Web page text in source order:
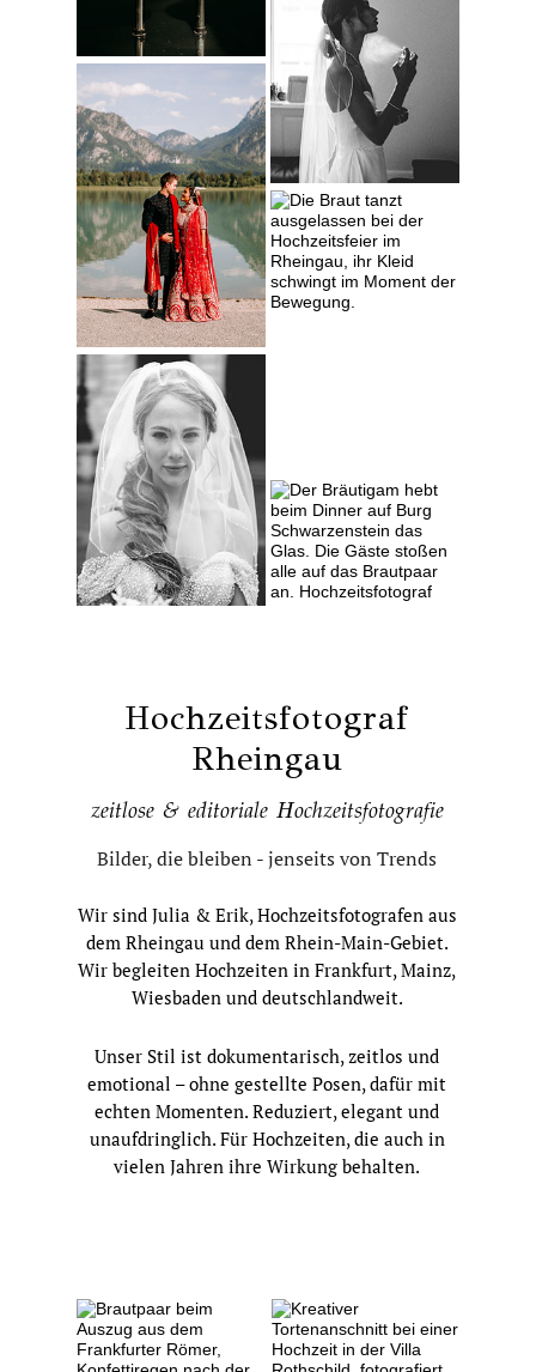
Hochzeitsfotograf
Rheingau
zeitlose & editoriale Hochzeitsfotografie
Bilder, die bleiben - jenseits von Trends
Wir sind Julia & Erik, Hochzeitsfotografen aus
dem Rheingau und dem Rhein-Main-Gebiet.
Wir begleiten Hochzeiten in Frankfurt, Mainz,
Wiesbaden und deutschlandweit.
Unser Stil ist dokumentarisch, zeitlos und
emotional – ohne gestellte Posen, dafür mit
echten Momenten. Reduziert, elegant und
unaufdringlich. Für Hochzeiten, die auch in
vielen Jahren ihre Wirkung behalten.